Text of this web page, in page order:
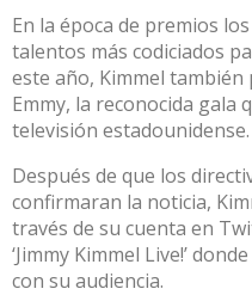
En la época de premios
talentos más codiciados
este año, Kimmel
Emmy, la reconocida gala
televisión estadounidense.
Después de que los
confirmaran la noticia,
través de su cuenta en
‘Jimmy Kimmel Live!’
con su audiencia.